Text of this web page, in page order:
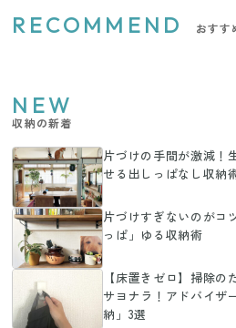
RECOMMEND おすす
NEW
収納の新着
片づけの手間が激減！
せる出しっぱなし収納
片づけすぎないのがコ
っぱ」ゆる収納術
【床置きゼロ】掃除
サヨナラ！アドバイザ
納」3選